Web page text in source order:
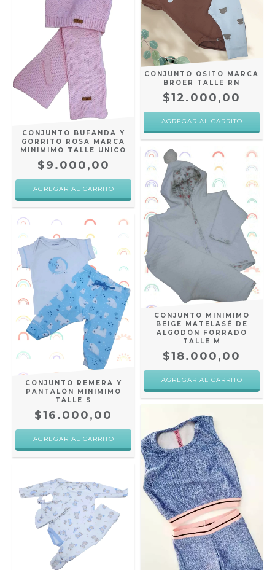
CONJUNTO BUFANDA Y
GORRITO ROSA MARCA
MINIMIMO TALLE UNICO
$9.000,00
CONJUNTO OSITO MARCA
BROER TALLE RN
$12.000,00
CONJUNTO REMERA Y
PANTALÓN MINIMIMO
TALLE S
$16.000,00
CONJUNTO MINIMIMO
BEIGE MATELASÉ DE
ALGODÓN FORRADO
TALLE M
$18.000,00